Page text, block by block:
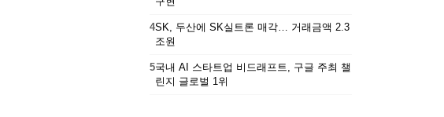
4SK, 두산에 SK실트론 매각… 거래금액 2.3
조원
5국내 AI 스타트업 비드래프트, 구글 주최 챌
린지 글로벌 1위